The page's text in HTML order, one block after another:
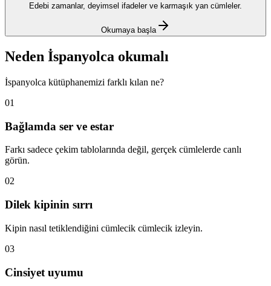
Edebi zamanlar, deyimsel ifadeler ve karmaşık yan cümleler.
Okumaya başla
Neden İspanyolca okumalı
İspanyolca kütüphanemizi farklı kılan ne?
01
Bağlamda ser ve estar
Farkı sadece çekim tablolarında değil, gerçek cümlelerde canlı
görün.
02
Dilek kipinin sırrı
Kipin nasıl tetiklendiğini cümlecik cümlecik izleyin.
03
Cinsiyet uyumu